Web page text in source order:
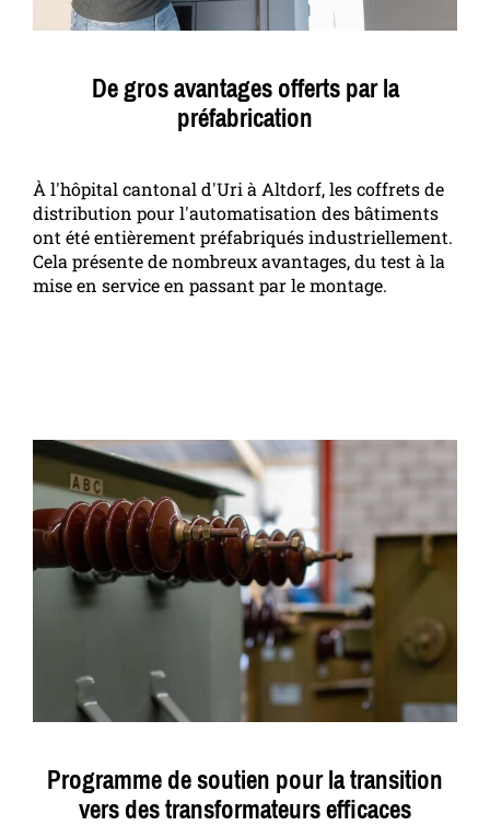
De gros avantages offerts par la
préfabrication
À l'hôpital cantonal d'Uri à Altdorf, les coffrets de
distribution pour l'automatisation des bâtiments
ont été entièrement préfabriqués industriellement.
Cela présente de nombreux avantages, du test à la
mise en service en passant par le montage.
Programme de soutien pour la transition
vers des transformateurs efficaces